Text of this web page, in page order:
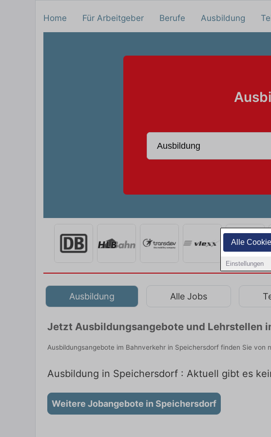
Alle
Einstellungen
Home Für Arbeitgeber Berufe Ausbildung
Ausbildung Alle Jobs
Jetzt Ausbildungsangebote und Lehrstellen
Ausbildungsangebote im Bahnverkehr in Speichersdorf finden Sie
Ausbildung in Speichersdorf : Aktuell gibt es
Weitere Jobangebote in Speichersdorf